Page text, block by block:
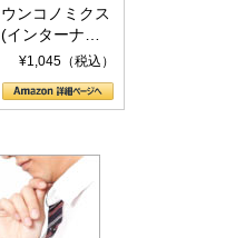
ウンコノミクス
(インターナシ
ョナル新書)
¥1,045（税込）